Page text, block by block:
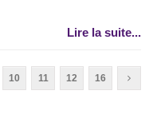
Lire la suite...
10 11 12 16